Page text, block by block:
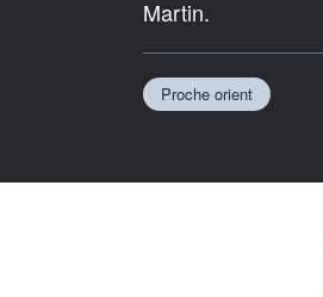
Martin.
Proche orient